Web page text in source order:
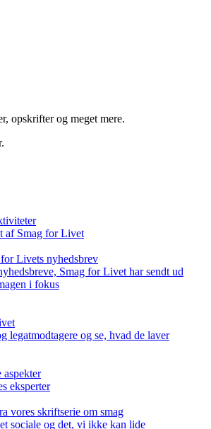
opskrifter og meget mere.
af Smag for Livet
Livets nyhedsbrev
Smag for Livet har sendt ud
i fokus
legatmodtagere og se, hvad de laver
eksperter
vores skriftserie om smag
sociale og det, vi ikke kan lide